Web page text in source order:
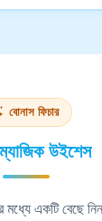
বোনাস ফিচার
ম্যাজিক উইশেস
মধ্যে একটি বেছে